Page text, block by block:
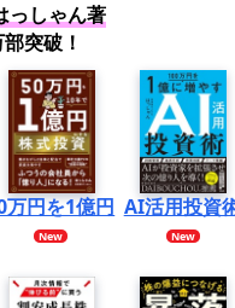
しゃん著
突破！
万円を1億円 AI活用投資